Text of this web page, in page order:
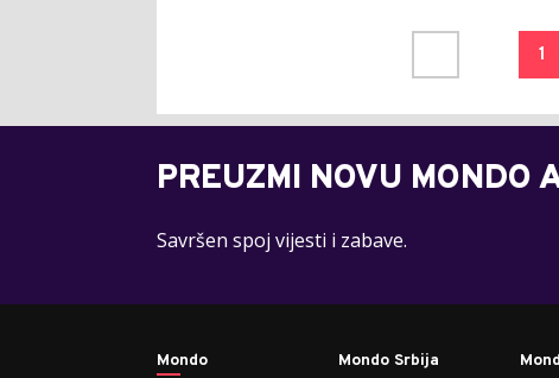
1
PREUZMI NOVU MONDO
Savršen spoj vijesti i zabave.
Mondo Mondo Srbija